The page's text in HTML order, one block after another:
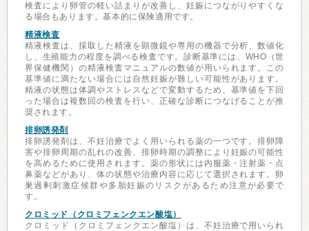
検査により卵管の軽い詰まりが改善し、妊娠につながりやすくな
る場合もあります。基本的に保険適用です。
精液検査
精液検査は、採取した精液を顕微鏡や専用の機器で分析、数値化
し、生殖能力の程度を調べる検査です。診断基準には、WHO（世
界保健機関）の精液検査マニュアルの数値が用いられます。この
基準値に満たない場合には自然妊娠が難しい可能性があります。
精液の状態は体調やストレスなどで変動するため、基準値を下回
った場合は複数回の検査を行い、正確な診断につなげることが推
奨されます。
排卵誘発剤
排卵誘発剤は、不妊治療でよく用いられる薬の一つです。排卵障
害や排卵周期の乱れの改善、排卵時期の調整により妊娠の可能性
を高めるために使用されます。薬の形状には内服薬・注射薬・点
鼻薬などがあり、体の状態や治療内容に応じて選択されます。卵
巣過剰刺激症候群や多胎妊娠のリスクがあるため注意が必要で
す。
クロミッド（クロミフェンクエン酸塩）
クロミッド（クロミフェンクエン酸塩）は、不妊治療で用いられ